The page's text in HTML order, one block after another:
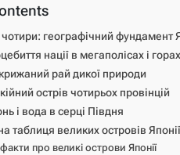
географічний фундамент
нації в мегаполісах і горах
рай дикої природи
острів чотирьох провінцій
і вода в серці Півдня
таблиця великих островів Японії
факти про великі острови Японії